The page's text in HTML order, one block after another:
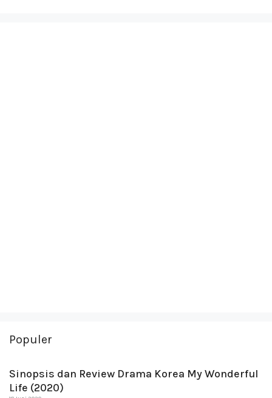
Populer
Sinopsis dan Review Drama Korea My Wonderful
Life (2020)